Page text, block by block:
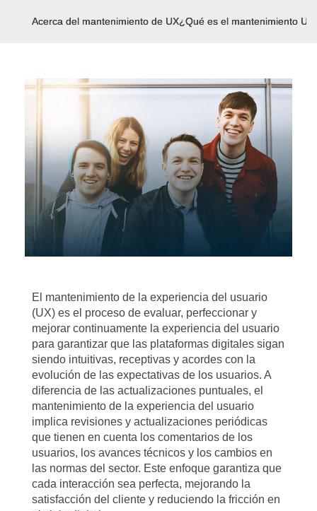
Acerca del mantenimiento de UX¿Qué es el mantenimiento
El mantenimiento de la experiencia del usuario
(UX) es el proceso de evaluar, perfeccionar y
mejorar continuamente la experiencia del usuario
para garantizar que las plataformas digitales sigan
siendo intuitivas, receptivas y acordes con la
evolución de las expectativas de los usuarios. A
diferencia de las actualizaciones puntuales, el
mantenimiento de la experiencia del usuario
implica revisiones y actualizaciones periódicas
que tienen en cuenta los comentarios de los
usuarios, los avances técnicos y los cambios en
las normas del sector. Este enfoque garantiza que
cada interacción sea perfecta, mejorando la
satisfacción del cliente y reduciendo la fricción en